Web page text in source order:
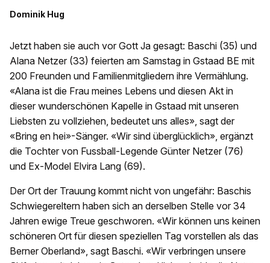
Dominik Hug
Jetzt haben sie auch vor Gott Ja gesagt: Baschi (35) und
Alana Netzer (33) feierten am Samstag in Gstaad BE mit
200 Freunden und Familienmitgliedern ihre Vermählung.
«Alana ist die Frau meines Lebens und diesen Akt in
dieser wunderschönen Kapelle in Gstaad mit unseren
Liebsten zu vollziehen, bedeutet uns alles», sagt der
«Bring en hei»-Sänger. «Wir sind überglücklich», ergänzt
die Tochter von Fussball-Legende Günter Netzer (76)
und Ex-Model Elvira Lang (69).
Der Ort der Trauung kommt nicht von ungefähr: Baschis
Schwiegereltern haben sich an derselben Stelle vor 34
Jahren ewige Treue geschworen. «Wir können uns keinen
schöneren Ort für diesen speziellen Tag vorstellen als das
Berner Oberland», sagt Baschi. «Wir verbringen unsere